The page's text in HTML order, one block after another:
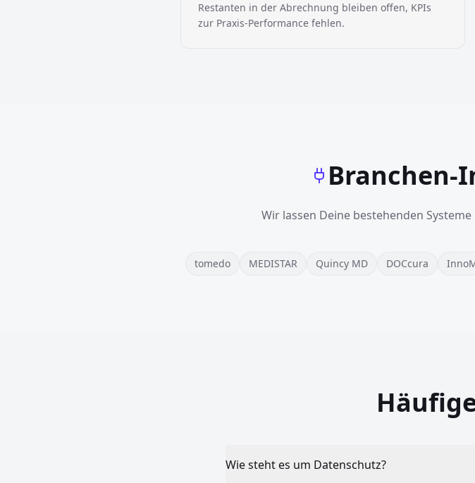
Restanten in der Abrechnung bleiben offen, KPIs
zur Praxis-Performance fehlen.
Branchen-
Wir lassen Deine bestehenden
tomedo MEDISTAR Quincy MD DOCcura
Wie steht es um Datenschutz?